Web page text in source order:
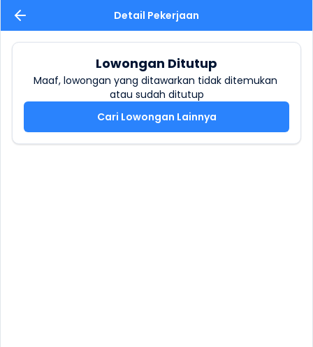
Detail Pekerjaan
Lowongan Ditutup
Maaf, lowongan yang ditawarkan tidak ditemukan
atau sudah ditutup
Cari Lowongan Lainnya